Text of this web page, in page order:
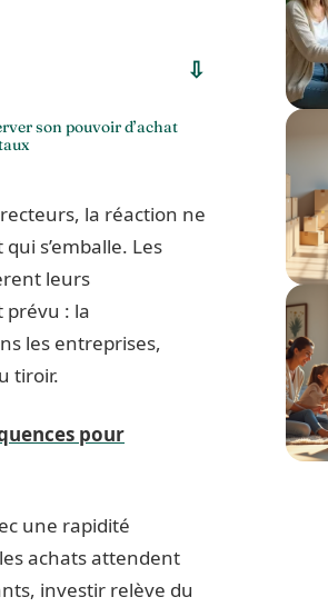
son pouvoir d’achat
la réaction ne
s’emballe. Les
leurs
prévu : la
les entreprises,
tiroir.
pour
une rapidité
achats attendent
investir relève du